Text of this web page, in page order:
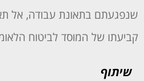
שנפגעתם בתאונת עבודה, אל
קביעתו של המוסד לביטוח
שיתוף